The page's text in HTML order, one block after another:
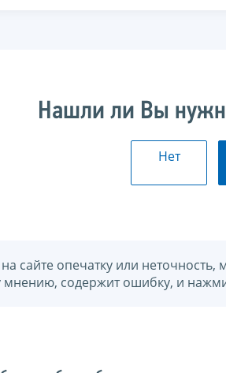
Нашли ли Вы
Нет
сайте опечатку или
мнению, содержит ошибку, и